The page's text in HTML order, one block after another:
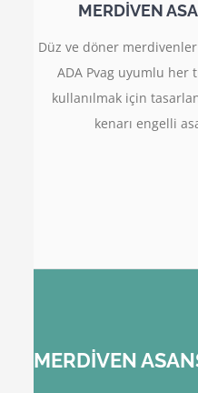
MERDİVEN
Düz ve döner
ADA Pvag uyumlu her
kullanılmak için
kenarı engelli
MERDİVEN